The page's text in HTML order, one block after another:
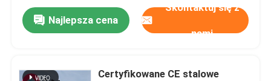
Najlepsza cena
Skontaktuj się z
nami
Certyfikowane CE stalowe